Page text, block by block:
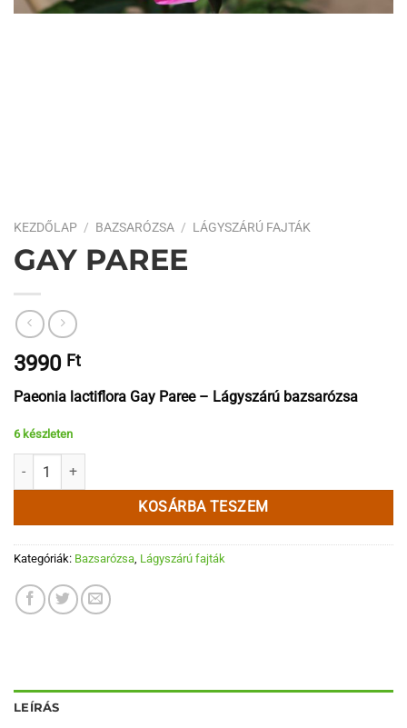
KEZDŐLAP / BAZSARÓZSA / LÁGYSZÁRÚ FAJTÁK
GAY PAREE
3990 Ft
Paeonia lactiflora Gay Paree – Lágyszárú bazsarózsa
6 készleten
Gay Paree mennyiség
KOSÁRBA TESZEM
Kategóriák: Bazsarózsa Lágyszárú fajták
LEÍRÁS